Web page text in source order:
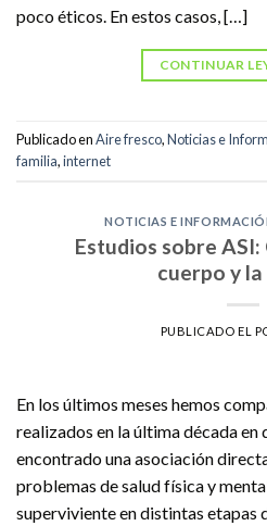
poco éticos. En estos casos, […]
CONTINUAR
Publicado enAire fresco,Noticias e
familia,internet
NOTICIAS E
Estudios sobre
cuerpo y
PUBLICADO EL
En los últimos meses hemos
realizados en la última década en
encontrado una asociación
problemas de salud física y
superviviente en distintas etapas